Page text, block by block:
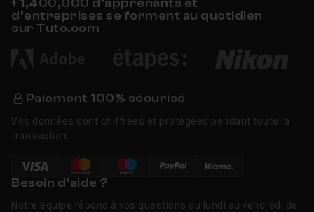
+ 1,400,000 d’apprenants et
d’entreprises se forment au quotidien
sur Tuto.com
Paiement 100% sécurisé
Vos données sont chiffrées et protégées pendant toute la
transaction.
Besoin d’aide ?
Notre équipe répond à vos questions du lundi au vendredi de